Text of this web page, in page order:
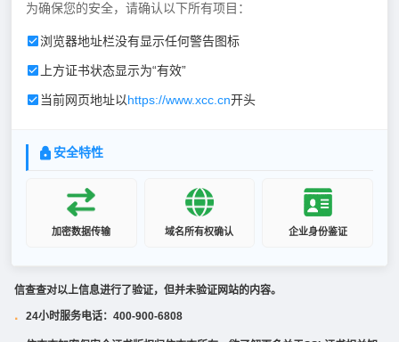
为确保您的安全，请确认以下所有项目：
浏览器地址栏没有显示任何警告图标
上方证书状态显示为“有效”
当前网页地址以https://www.xcc.cn开头
安全特性
加密数据传输 域名所有权确认 企业身份鉴证
信查查对以上信息进行了验证，但并未验证网站的内容。
· 24小时服务电话：400-900-6808